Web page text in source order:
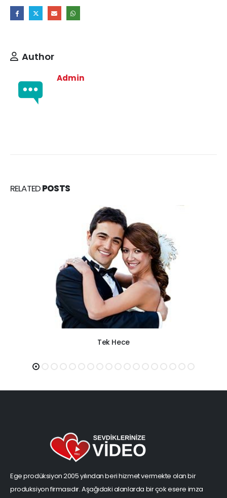
Author
Admin
RELATEDPOSTS
Tek Hece
Ege prodüksiyon 2005 yılından beri hizmet vermekte olan bir
produksiyon firmasıdır. Aşağıdaki alanlarda bir çok esere imza